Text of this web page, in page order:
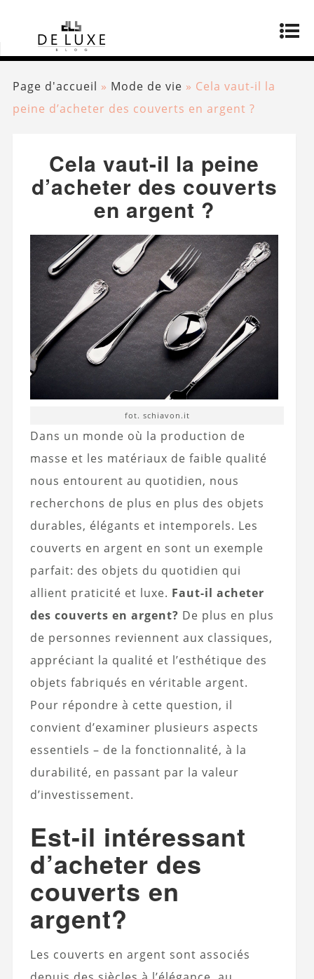
Page d'accueil » Mode de vie » Cela vaut-il la
peine d’acheter des couverts en argent ?
Cela vaut-il la peine
d’acheter des couverts
en argent ?
fot. schiavon.it
Dans un monde où la production de
masse et les matériaux de faible qualité
nous entourent au quotidien, nous
recherchons de plus en plus des objets
durables, élégants et intemporels. Les
couverts en argent en sont un exemple
parfait: des objets du quotidien qui
allient praticité et luxe. Faut-il acheter
des couverts en argent? De plus en plus
de personnes reviennent aux classiques,
appréciant la qualité et l’esthétique des
objets fabriqués en véritable argent.
Pour répondre à cette question, il
convient d’examiner plusieurs aspects
essentiels – de la fonctionnalité, à la
durabilité, en passant par la valeur
d’investissement.
Est-il intéressant
d’acheter des
couverts en
argent?
Les couverts en argent sont associés